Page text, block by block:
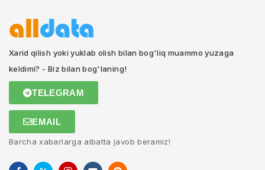
Xarid qilish yoki yuklab olish bilan bog'liq muammo yuzaga
keldimi? - Biz bilan bog'laning!
TELEGRAM
EMAIL
Barcha xabarlarga albatta javob beramiz!